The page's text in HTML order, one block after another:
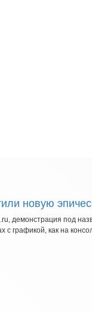
новую
демонстрация под
графикой, как на